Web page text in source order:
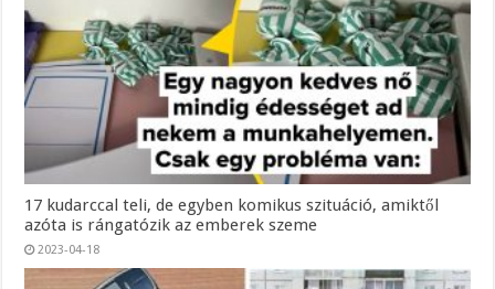
17 kudarccal teli, de egyben komikus szituáció, amiktől
azóta is rángatózik az emberek szeme
2023-04-18